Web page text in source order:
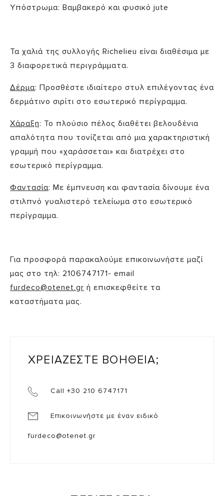
Υπόστρωμα: Βαμβακερό και φυσικό jute
Τα χαλιά της συλλογής Richelieu είναι διαθέσιμα με
3 διαφορετικά περιγράμματα.
Δέρμα: Προσθέστε ιδιαίτερο στυλ επιλέγοντας ένα
δερμάτινο σιρίτι στο εσωτερικό περίγραμμα.
Χάραξη: Το πλούσιο πέλος διαθέτει βελουδένια
απαλότητα που τονίζεται από μια χαρακτηριστική
γραμμή που «χαράσσεται» και διατρέχει στο
εσωτερικό περίγραμμα.
Φαντασία: Με έμπνευση και φαντασία δίνουμε ένα
στιλπνό γυαλιστερό τελείωμα στο εσωτερικό
περίγραμμα.
Για προσφορά παρακαλούμε επικοινωνήστε μαζί
μας στο τηλ: 2106747171- email
furdeco@otenet.gr ή επισκεφθείτε τα
καταστήματα μας.
ΧΡΕΙΑΖΕΣΤΕ ΒΟΗΘΕΙΑ;
Call +30 210 6747171
Επικοινωνήστε με έναν ειδικό
furdeco@otenet.gr